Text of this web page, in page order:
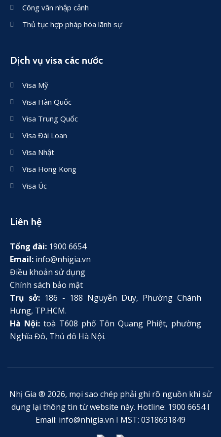
Công văn nhập cảnh
Thủ tục hợp pháp hóa lãnh sự
Dịch vụ visa các nước
Visa Mỹ
Visa Hàn Quốc
Visa Trung Quốc
Visa Đài Loan
Visa Nhật
Visa Hong Kong
Visa Úc
Liên hệ
Tổng đài: 1900 6654
Email: info@nhigia.vn
Điều khoản sử dụng
Chính sách bảo mật
Trụ sở: 186 - 188 Nguyễn Duy, Phường Chánh
Hưng, TP.HCM.
Hà Nội:toà T608 phố Tôn Quang Phiệt, phường
Nghĩa Đô, Thủ đô Hà Nội.
Nhị Gia ® 2026, mọi sao chép phải ghi rõ nguồn khi sử
dụng lại thông tin từ website này. Hotline: 1900 6654 I
Email: info@nhigia.vn I MST: 0318691849